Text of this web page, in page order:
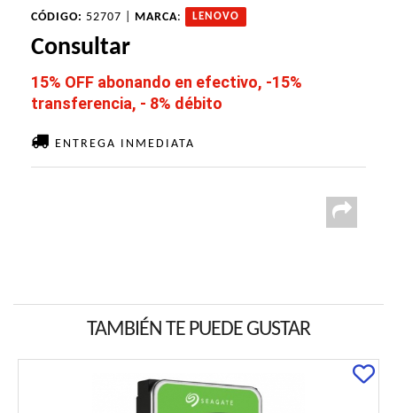
CÓDIGO: 52707 | MARCA: LENOVO
Consultar
15% OFF abonando en efectivo, -15%
transferencia, - 8% débito
ENTREGA INMEDIATA
TAMBIÉN TE PUEDE GUSTAR